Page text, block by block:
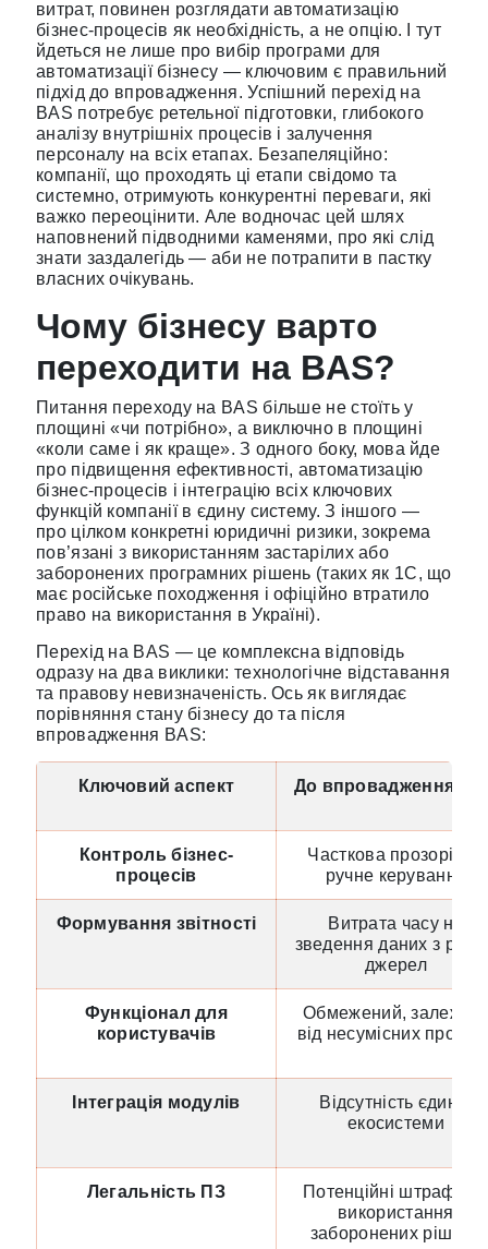
витрат, повинен розглядати автоматизацію
бізнес-процесів як необхідність, а не опцію. І тут
йдеться не лише про вибір програми для
автоматизації бізнесу — ключовим є правильний
підхід до впровадження. Успішний перехід на
BAS потребує ретельної підготовки, глибокого
аналізу внутрішніх процесів і залучення
персоналу на всіх етапах. Безапеляційно:
компанії, що проходять ці етапи свідомо та
системно, отримують конкурентні переваги, які
важко переоцінити. Але водночас цей шлях
наповнений підводними каменями, про які слід
знати заздалегідь — аби не потрапити в пастку
власних очікувань.
Чому бізнесу варто
переходити на BAS?
Питання переходу на BAS більше не стоїть у
площині «чи потрібно», а виключно в площині
«коли саме і як краще». З одного боку, мова йде
про підвищення ефективності, автоматизацію
бізнес-процесів і інтеграцію всіх ключових
функцій компанії в єдину систему. З іншого —
про цілком конкретні юридичні ризики, зокрема
пов’язані з використанням застарілих або
заборонених програмних рішень (таких як 1С, що
має російське походження і офіційно втратило
право на використання в Україні).
Перехід на BAS — це комплексна відповідь
одразу на два виклики: технологічне відставання
та правову невизначеність. Ось як виглядає
порівняння стану бізнесу до та після
впровадження BAS:
Ключовий аспект До впровадження
Контроль бізнес-
процесів
Часткова прозорість,
ручне керування
Формування звітності
Витрата часу на
зведення даних з
джерел
Функціонал для
користувачів
Обмежений, залежить
від несумісних
Інтеграція модулів
Відсутність єдиної
екосистеми
Легальність ПЗ
Потенційні штрафи за
використання
заборонених рішень